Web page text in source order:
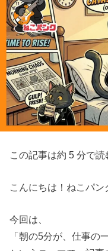
この記事は約 5 分で読
こんにちは！ねこパン
今回は、
「朝の5分が、仕事の